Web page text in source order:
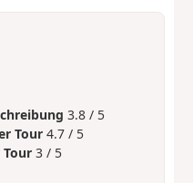
3.8 / 5
Tour 4.7 / 5
3 / 5